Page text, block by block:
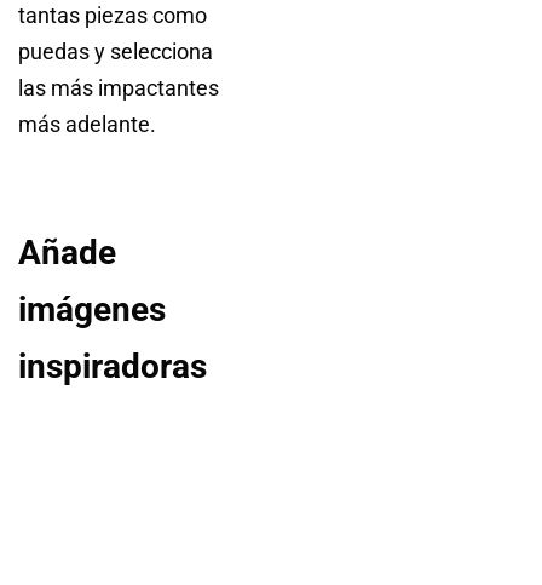
tantas piezas como
puedas y selecciona
las más impactantes
más adelante.
Añade
imágenes
inspiradoras